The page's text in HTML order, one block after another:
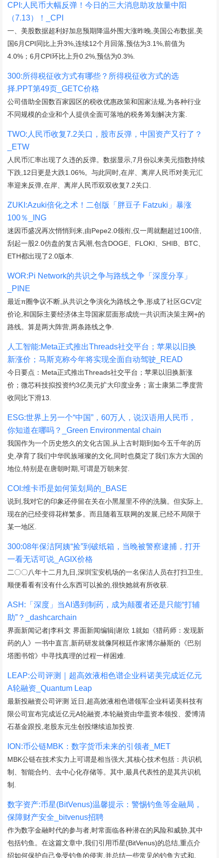
CPI:人民币大幅反弹！今日的三大消息助攻放量中阳
（7.13）！_CPI
一、美股数据超利好加息预期降温外围大涨昨晚,美国公布数据,美
国6月CPI同比上升3%,连续12个月回落,预估为3.1%,前值为
4.0%；6月CPI环比上升0.2%,预估为0.3%.
300:所得税征收方式有哪些？所得税征收方式的选
择.PPT第49页_GETC价格
公司借助全国数百家园区的税收优惠政策和国家法规,为各种行业
不同规模的企业和个人提供全面可落地的税务筹划解决方案.
TWO:人民币收复7.2关口，股市反弹，中国资产又行了？
_ETW
人民币汇率出现了久违的反弹。数据显示,7月份以来美元指数持续
下跌,12日更是大跌1.06%。与此同时,在岸、离岸人民币对美元汇
率迎来反弹,在岸、离岸人民币双双收复7.2关口.
ZUKI:Azuki倍化之术！二创版「胖豆子 Fatzuki」暴涨
100％_ING
迷因币盛况再次悄悄到来,由Pepe2.0领衔,仅一周就翻超过100倍,
刮起一股2.0仿盘的复古风潮,包含DOGE、FLOKI、SHIB、BTC、
ETH都出现了2.0版本.
WOR:Pi Network的共识之争与路线之争「深度分享」
_PINE
最近π圈争议不断,从共识之争演化为路线之争,形成了社区GCV定
价论,和国际主要经济体主导国家层面形成统一共识而决策主网+的
路线。算是两大阵营,两条路线之争.
人工智能:Meta正式推出Threads社交平台；苹果以旧换
新涨价；马斯克称今年将实现全面自动驾驶_READ
今日要点：Meta正式推出Threads社交平台；苹果以旧换新涨
价；微芯科技拟投资约3亿美元扩大印度业务；富士康第二季度营
收同比下滑13.
ESG:世界上另一个“中国”，60万人，说汉语用人民币，
你知道在哪吗？_Green Environmental chain
我国作为一个历史悠久的文化古国,从上古时期到如今五千年的历
史,孕育了我们中华民族璀璨的文化,同时也奠定了我们东方大国的
地位,特别是在唐朝时期,可谓是万朝来贺.
COI:维卡币是如何策划局的_BASE
说到,我对它的印象还停留在关在小黑屋里不停的洗脑。但实际上,
现在的已经变得花样繁多。而且随着互联网的发展,已经不局限于
某一地区.
300:08年保洁阿姨“捡”到破纸箱，当晚被警察逮捕，打开
一看无话可说_AGIX价格
二〇〇八年十二月九日,深圳宝安机场的一名保洁人员在打扫卫生,
顺便看看有没有什么东西可以捡的,很快她就有所收获.
ASH:「深度」当AI遇到制药，成为颠覆者还是只能“打辅
助”？_dashcarchain
界面新闻记者|李科文 界面新闻编辑|谢欣 1就如《猎药师：发现新
药的人》一书中直言,新药研发就像阿根廷作家博尔赫斯的《巴别
塔图书馆》中寻找真理的过程一样困难.
LEAP:公司评测｜超高效液相色谱企业科诺美完成近亿元
A轮融资_Quantum Leap
最新投融资公司评测 近日,超高效液相色谱领军企业科诺美科技有
限公司宣布完成近亿元A轮融资,本轮融资由华盖资本领投、爱博清
石基金跟投,老股东元生创投继续追加投资.
ION:币公链MBK：数字货币未来的引领者_MET
MBK公链在技术实力上可谓是相当强大,其核心技术包括：共识机
制、智能合约、去中心化存储等。其中,最具代表性的是其共识机
制.
数字资产:币星(BitVenus)温馨提示：警惕钓鱼等金融局，
保障财产安全_bitvenus招聘
作为数字金融时代的参与者,时常面临各种潜在的风险和威胁,其中
包括钓鱼。在这篇文章中,我们引用币星(BitVenus)的总结,重点介
绍如何保护自己免受钓鱼的侵害,并总结一些常见的钓鱼方式和.